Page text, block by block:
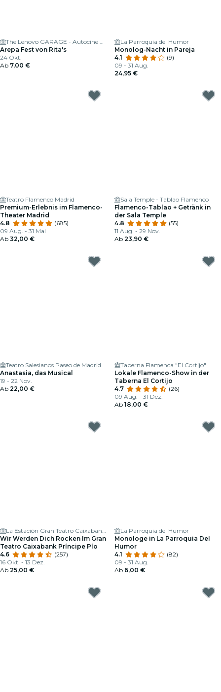
The Lenovo GARAGE - Autocine Madrid
Arepa Fest von Rita's
24 Okt.
Ab 7,00 €
La Parroquia del Humor
Monolog-Nacht in Pareja
4.1
(9)
09 - 31 Aug.
24,95 €
Teatro Flamenco Madrid
Premium-Erlebnis im Flamenco-
Theater Madrid
4.8
(685)
09 Aug. - 31 Mai
Ab 32,00 €
Sala Temple - Tablao Flamenco
Flamenco-Tablao + Getränk in
der Sala Temple
4.8
(55)
11 Aug. - 29 Nov.
Ab 23,90 €
Teatro Salesianos Paseo de Madrid
Anastasia, das Musical
19 - 22 Nov.
Ab 22,00 €
Taberna Flamenca "El Cortijo"
Lokale Flamenco-Show in der
Taberna El Cortijo
4.7
(26)
09 Aug. - 31 Dez.
Ab 18,00 €
La Estación Gran Teatro Caixabank Príncipe Pío
Wir Werden Dich Rocken Im Gran
Teatro Caixabank Príncipe Pío
4.6
(257)
16 Okt. - 13 Dez.
Ab 25,00 €
La Parroquia del Humor
Monologe in La Parroquia Del
Humor
4.1
(82)
09 - 31 Aug.
Ab 6,00 €